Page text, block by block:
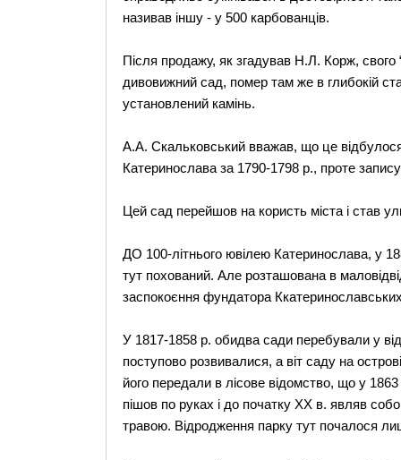
називав іншу - у 500 карбованців.
Після продажу, як згадував Н.Л. Корж,
дивовижний сад, помер там же в глибокiй
установлений камінь.
А.А. Скальковський вважав, що це
Катеринослава за 1790-1798 р., проте
Цей сад перейшов на користь міста і став
ДО 100-літнього ювілею Катеринослава, у
тут похований. Але розташована в
заспокоєння фундатора
У 1817-1858 р. обидва сади перебували у
поступово розвивалися, а віт саду на
його передали в лісове відомство, що у
пішов по руках і до початку ХХ в. являв
травою. Відродження парку тут почалося